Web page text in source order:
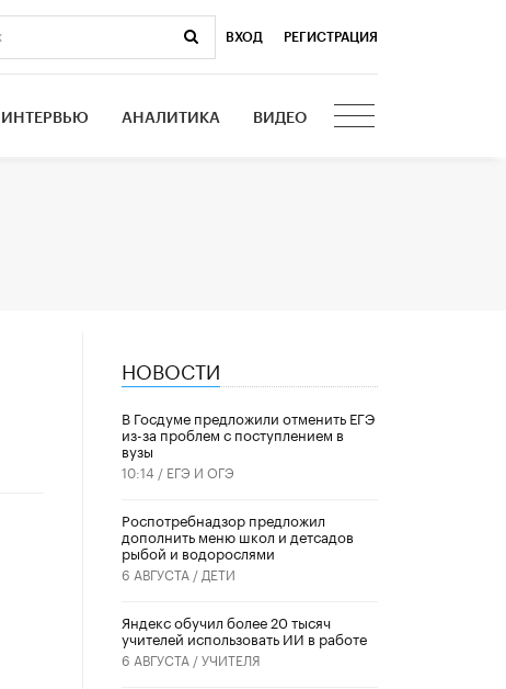
ВХОД РЕГИСТРАЦИЯ
ИНТЕРВЬЮ АНАЛИТИКА ВИДЕО
НОВОСТИ
В Госдуме предложили отменить ЕГЭ
из-за проблем с поступлением в
вузы
10:14 / ЕГЭ И ОГЭ
Роспотребнадзор предложил
дополнить меню школ и детсадов
рыбой и водорослями
6 АВГУСТА / ДЕТИ
​Яндекс обучил более 20 тысяч
учителей использовать ИИ в работе
6 АВГУСТА /УЧИТЕЛЯ